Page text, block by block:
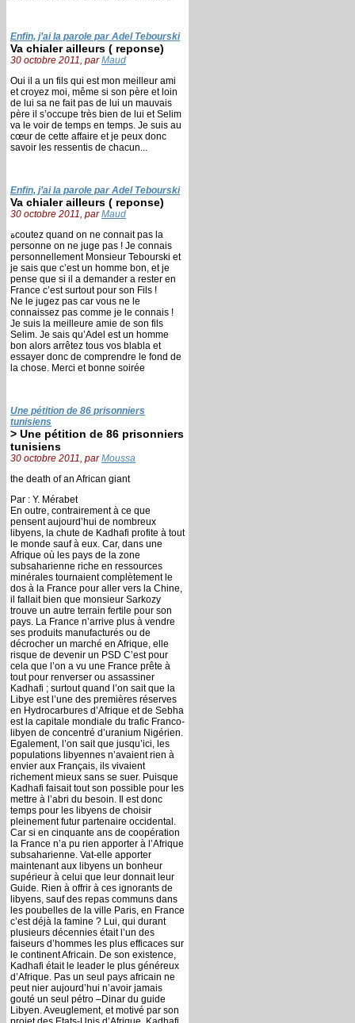
Enfin, j’ai la parole par Adel Tebourski
Va chialer ailleurs ( reponse)
30 octobre 2011, parMaud
Oui il a un fils qui est mon meilleur ami
et croyez moi, même si son père et loin
de lui sa ne fait pas de lui un mauvais
père il s’occupe très bien de lui et Selim
va le voir de temps en temps. Je suis au
cœur de cette affaire et je peux donc
savoir les ressentis de chacun...
Enfin, j’ai la parole par Adel Tebourski
Va chialer ailleurs ( reponse)
30 octobre 2011, parMaud
ةcoutez quand on ne connait pas la
personne on ne juge pas ! Je connais
personnellement Monsieur Tebourski et
je sais que c’est un homme bon, et je
pense que si il a demander a rester en
France c’est surtout pour son Fils !
Ne le jugez pas car vous ne le
connaissez pas comme je le connais !
Je suis la meilleure amie de son fils
Selim. Je sais qu’Adel est un homme
bon alors arrêtez tous vos blabla et
essayer donc de comprendre le fond de
la chose. Merci et bonne soirée
Une pétition de 86 prisonniers
tunisiens
> Une pétition de 86 prisonniers
tunisiens
30 octobre 2011, parMoussa
the death of an African giant
Par : Y. Mérabet
En outre, contrairement à ce que
pensent aujourd’hui de nombreux
libyens, la chute de Kadhafi profite à tout
le monde sauf à eux. Car, dans une
Afrique où les pays de la zone
subsaharienne riche en ressources
minérales tournaient complètement le
dos à la France pour aller vers la Chine,
il fallait bien que monsieur Sarkozy
trouve un autre terrain fertile pour son
pays. La France n’arrive plus à vendre
ses produits manufacturés ou de
décrocher un marché en Afrique, elle
risque de devenir un PSD C’est pour
cela que l’on a vu une France prête à
tout pour renverser ou assassiner
Kadhafi ; surtout quand l’on sait que la
Libye est l’une des premières réserves
en Hydrocarbures d’Afrique et de Sebha
est la capitale mondiale du trafic Franco-
libyen de concentré d’uranium Nigérien.
Egalement, l’on sait que jusqu’ici, les
populations libyennes n’avaient rien à
envier aux Français, ils vivaient
richement mieux sans se suer. Puisque
Kadhafi faisait tout son possible pour les
mettre à l’abri du besoin. Il est donc
temps pour les libyens de choisir
pleinement futur partenaire occidental.
Car si en cinquante ans de coopération
la France n’a pu rien apporter à l’Afrique
subsaharienne. Vat-elle apporter
maintenant aux libyens un bonheur
supérieur à celui que leur donnait leur
Guide. Rien à offrir à ces ignorants de
libyens, sauf des repas communs dans
les poubelles de la ville Paris, en France
c’est déjà la famine ? Lui, qui durant
plusieurs décennies était l’un des
faiseurs d’hommes les plus efficaces sur
le continent Africain. De son existence,
Kadhafi était le leader le plus généreux
d’Afrique. Pas un seul pays africain ne
peut nier aujourd’hui n’avoir jamais
gouté un seul pétro –Dinar du guide
Libyen. Aveuglement, et motivé par son